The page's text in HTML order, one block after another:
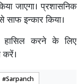
जाएगा। प्रशासनिक
साफ इन्कार किया।
करने के लिए
करें।
Sarpanch